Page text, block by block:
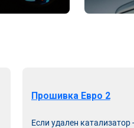
Прошивка Евро 2
Если удален катализатор